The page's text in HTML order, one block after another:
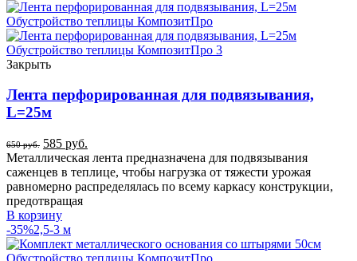
Закрыть
Лента перфорированная для подвязывания,
L=25м
650руб. 585 руб.
Металлическая лента предназначена для подвязывания
саженцев в теплице, чтобы нагрузка от тяжести урожая
равномерно распределялась по всему каркасу конструкции,
предотвращая
В корзину
-35%2,5-3 м